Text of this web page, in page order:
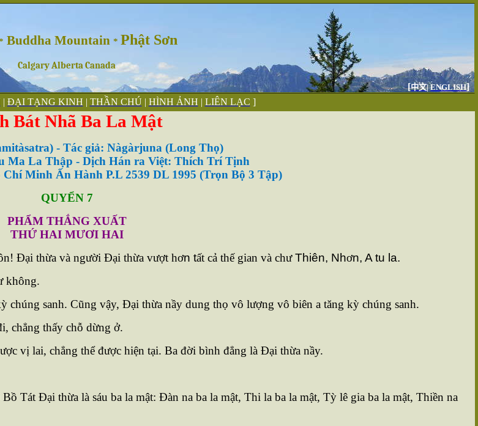
Buddha Mountain * Phật Sơn
Calgary Alberta Canada
[中文|ENGLISH]
| ĐẠI TẠNG KINH | THẦN CHÚ | HÌNH ẢNH | LIÊN LẠC ]
Bát Nhã Ba La Mật
- Tác giả: Nàgàrjuna (Long Thọ)
Ma La Thập - Dịch Hán ra Việt: Thích Trí Tịnh
Minh Ấn Hành P.L 2539 DL 1995 (Trọn Bộ 3 Tập)
QUYỂN 7
PHẨM THẮNG XUẤT
THỨ HAI MƯƠI HAI
Ðại thừa và người Ðại thừa vượt hơn tất cả thế gian và chưThiên, Nhơn, A tu la.
không.
sanh. Cũng vậy, Ðại thừa nầy dung thọ vô lượng vô biên a tăng kỳ chúng sanh.
chẳng thấy chỗ dừng ở.
vị lai, chẳng thể được hiện tại. Ba đời bình đẳng là Ðại thừa nầy.
Tát Ðại thừa là sáu ba la mật: Ðàn na ba la mật, Thi la ba la mật, Tỳ lê gia ba la mật, Thiền na